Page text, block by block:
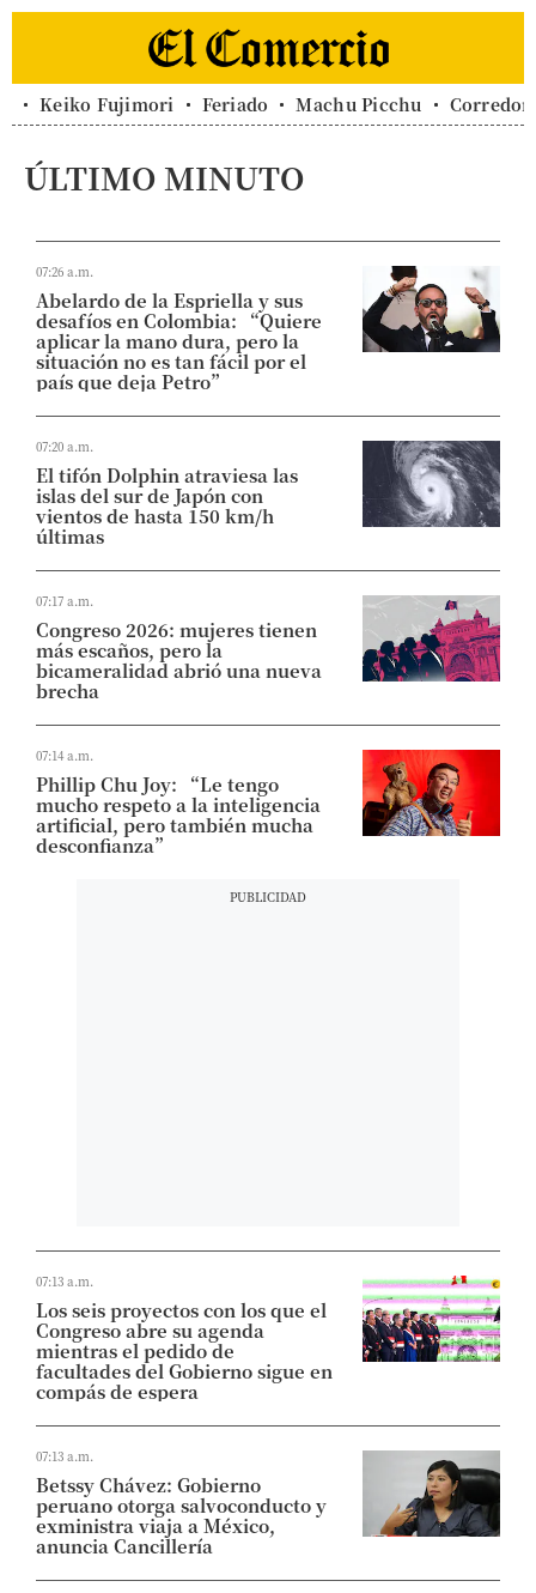
Keiko Fujimori Feriado Machu Picchu Corredor
ÚLTIMO MINUTO
07:26 a.m.
Abelardo de la Espriella y sus
desafíos en Colombia: “Quiere
aplicar la mano dura, pero la
situación no es tan fácil por el
país que deja Petro”
07:20 a.m.
El tifón Dolphin atraviesa las
islas del sur de Japón con
vientos de hasta 150 km/h
últimas
07:17 a.m.
Congreso 2026: mujeres tienen
más escaños, pero la
bicameralidad abrió una nueva
brecha
07:14 a.m.
Phillip Chu Joy: “Le tengo
mucho respeto a la inteligencia
artificial, pero también mucha
desconfianza”
07:13 a.m.
Los seis proyectos con los que el
Congreso abre su agenda
mientras el pedido de
facultades del Gobierno sigue en
compás de espera
07:13 a.m.
Betssy Chávez: Gobierno
peruano otorga salvoconducto y
exministra viaja a México,
anuncia Cancillería